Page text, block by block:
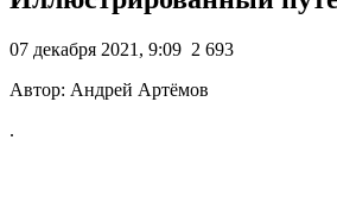
07 декабря 2021, 9:09 2 693
Автор: Андрей Артёмов
.